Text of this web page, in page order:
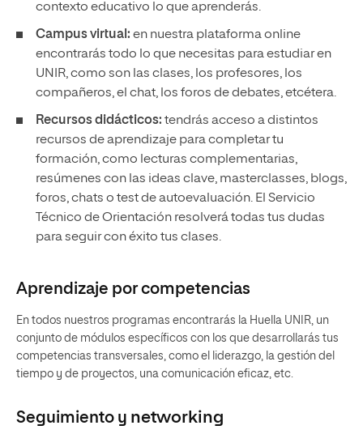
contexto educativo lo que aprenderás.
Campus virtual: en nuestra plataforma online
encontrarás todo lo que necesitas para estudiar en
UNIR, como son las clases, los profesores, los
compañeros, el chat, los foros de debates, etcétera.
Recursos didácticos: tendrás acceso a distintos
recursos de aprendizaje para completar tu
formación, como lecturas complementarias,
resúmenes con las ideas clave, masterclasses, blogs,
foros, chats o test de autoevaluación. El Servicio
Técnico de Orientación resolverá todas tus dudas
para seguir con éxito tus clases.
Aprendizaje por competencias
En todos nuestros programas encontrarás la Huella UNIR, un
conjunto de módulos específicos con los que desarrollarás tus
competencias transversales, como el liderazgo, la gestión del
tiempo y de proyectos, una comunicación eficaz, etc.
Seguimiento y networking